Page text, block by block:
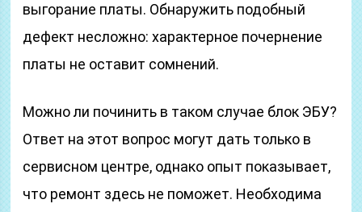
выгорание платы. Обнаружить подобный
дефект несложно: характерное почернение
платы не оставит сомнений.
Можно ли починить в таком случае блок ЭБУ?
Ответ на этот вопрос могут дать только в
сервисном центре, однако опыт показывает,
что ремонт здесь не поможет. Необходима